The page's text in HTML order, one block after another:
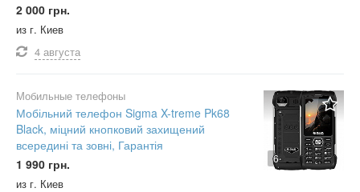
2 000 грн.
из г. Киев
4 августа
6
Мобильные телефоны
Мобільний телефон Sigma X-treme Pk68
Black, міцний кнопковий захищений
всередині та зовні, Гарантія
1 990 грн.
из г. Киев